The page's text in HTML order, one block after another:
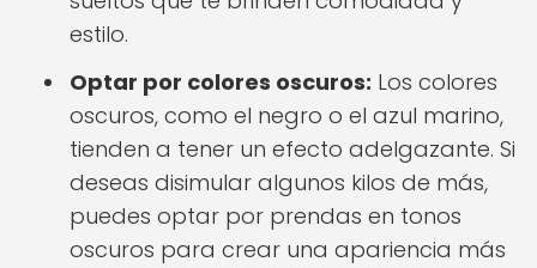
estilo.
Optar por colores oscuros: Los colores
oscuros, como el negro o el azul marino,
tienden a tener un efecto adelgazante. Si
deseas disimular algunos kilos de más,
puedes optar por prendas en tonos
oscuros para crear una apariencia más